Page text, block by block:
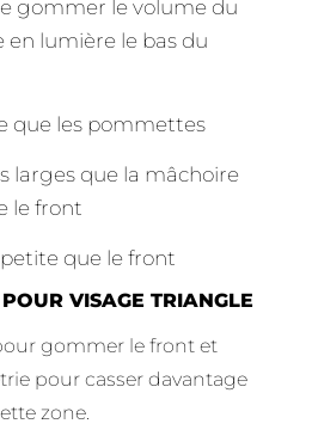
gommer le volume du
lumière le bas du
que les pommettes
larges que la mâchoire
le front
petite que le front
VISAGE TRIANGLE
gommer le front et
pour casser davantage
zone.